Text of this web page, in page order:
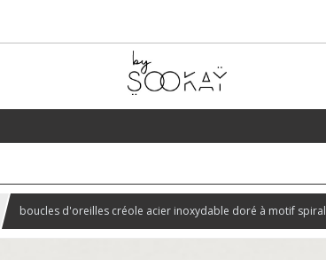
boucles d'oreilles créole acier inoxydable doré à motif spiral